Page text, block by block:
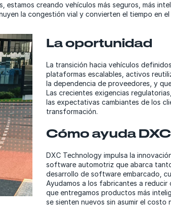
creando vehículos más seguros, más
la congestión vial y convierten el tiempo en
La oportunidad
La transición hacia vehículos
plataformas escalables, activos
la dependencia de proveedores, y
Las crecientes exigencias
las expectativas cambiantes de los
transformación.
Cómo ayuda DXC
DXC Technology impulsa la
software automotriz que abarca
desarrollo de software embarcado,
Ayudamos a los fabricantes a
que entregamos productos más
se sienten nuevos sin asumir el